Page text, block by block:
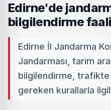
Edirne'de
bilgilendirme
Edirne İl Jandarma
Jandarması, tarım
bilgilendirme, trafikte
gereken kurallarla